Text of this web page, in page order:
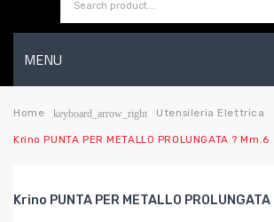
MENU
HOME
AZIENDA
Home keyboard_arrow_right Utensileria Elettrica
Krino PUNTA PER METALLO PROLUNGATA ? Mm.6
Krino PUNTA PER METALLO